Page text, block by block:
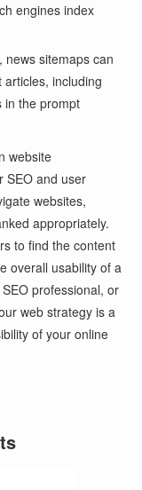
engines index
news sitemaps can
including
in the prompt
website
SEO and user
websites,
appropriately.
to find the content
overall usability of a
professional, or
web strategy is a
of your online